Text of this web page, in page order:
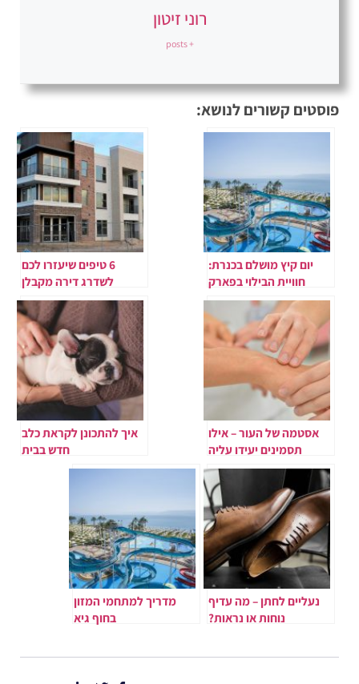
רוני זיטון
+ posts
פוסטים קשורים לנושא:
יום קיץ מושלם בכנרת:
חוויית הבילוי בפארק
המים חוף גיא
6 טיפים שיעזרו לכם
לשדרג דירה מקבלן
אסטמה של העור – אילו
תסמינים יעידו עליה
ומהם הטיפולים הקיימים?
איך להתכונן לקראת כלב
חדש בבית
נעליים לחתן – מה עדיף
נוחות או נראות?
מדריך למתחמי המזון
בחוף גיא